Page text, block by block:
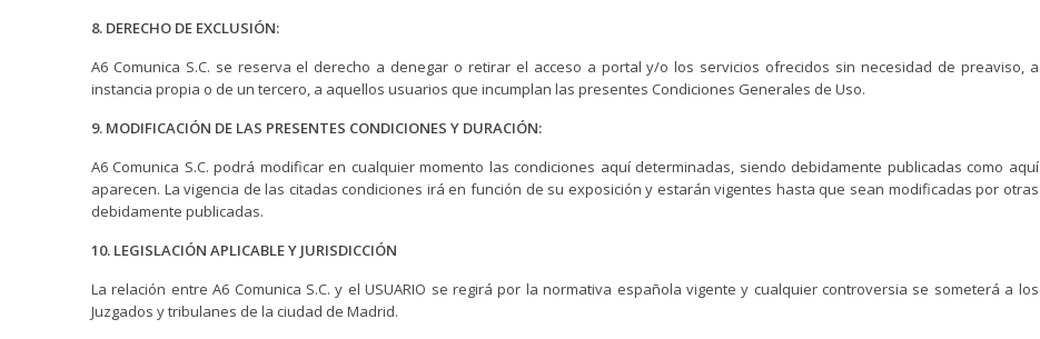
8. DERECHO DE EXCLUSIÓN:
A6 Comunica S.C. se reserva el derecho a denegar o retirar el acceso a portal y/o los servicios ofrecidos sin necesidad de preaviso, a
instancia propia o de un tercero, a aquellos usuarios que incumplan las presentes Condiciones Generales de Uso.
9. MODIFICACIÓN DE LAS PRESENTES CONDICIONES Y DURACIÓN:
A6 Comunica S.C. podrá modificar en cualquier momento las condiciones aquí determinadas, siendo debidamente publicadas como aquí
aparecen. La vigencia de las citadas condiciones irá en función de su exposición y estarán vigentes hasta que sean modificadas por otras
debidamente publicadas.
10. LEGISLACIÓN APLICABLE Y JURISDICCIÓN
La relación entre A6 Comunica S.C. y el USUARIO se regirá por la normativa española vigente y cualquier controversia se someterá a los
Juzgados y tribulanes de la ciudad de Madrid.